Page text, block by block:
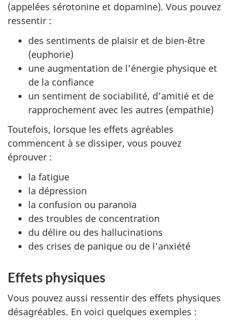
(appelées sérotonine et dopamine). Vous pouvez
ressentir :
des sentiments de plaisir et de bien-être
(euphorie)
une augmentation de l’énergie physique et
de la confiance
un sentiment de sociabilité, d’amitié et de
rapprochement avec les autres (empathie)
Toutefois, lorsque les effets agréables
commencent à se dissiper, vous pouvez
éprouver :
la fatigue
la dépression
la confusion ou paranoïa
des troubles de concentration
du délire ou des hallucinations
des crises de panique ou de l’anxiété
Effets physiques
Vous pouvez aussi ressentir des effets physiques
désagréables. En voici quelques exemples :